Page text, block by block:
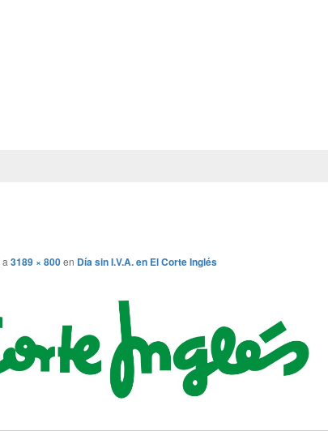
a 3189 × 800en Día sin I.V.A. en El Corte Inglés